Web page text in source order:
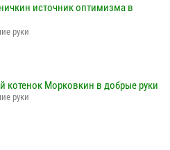
источник оптимизма в
руки
котенок Морковкин в добрые руки
руки